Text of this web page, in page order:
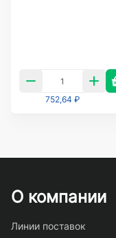
752,64 ₽
О компании
Линии поставок